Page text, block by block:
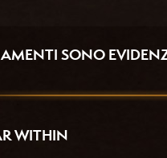
SONO
WITHIN